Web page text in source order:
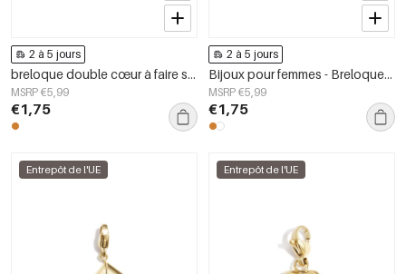
2 à 5 jours
breloque double cœur à faire soi-même
MSRP €5,99
€1,75
2 à 5 jours
Bijoux pour femmes - Breloques en forme de cœur - Collection décontractée et simple pour tous les jours
MSRP €5,99
€1,75
Entrepôt de l'UE Entrepôt de l'UE